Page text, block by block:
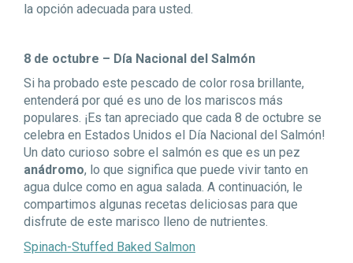
la opción adecuada para usted.
8 de octubre – Día Nacional del Salmón
Si ha probado este pescado de color rosa brillante,
entenderá por qué es uno de los mariscos más
populares. ¡Es tan apreciado que cada 8 de octubre se
celebra en Estados Unidos el Día Nacional del Salmón!
Un dato curioso sobre el salmón es que es un pez
anádromo, lo que significa que puede vivir tanto en
agua dulce como en agua salada. A continuación, le
compartimos algunas recetas deliciosas para que
disfrute de este marisco lleno de nutrientes.
Spinach-Stuffed Baked Salmon